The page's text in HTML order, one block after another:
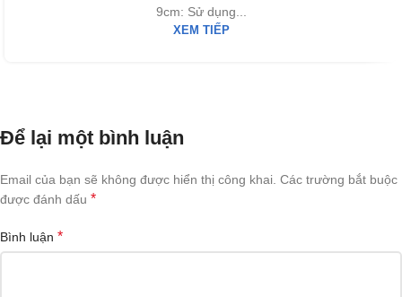
9cm: Sử dụng...
XEM TIẾP
Để lại một bình luận
Email của bạn sẽ không được hiển thị công khai. Các trường bắt buộc
được đánh dấu *
Bình luận *